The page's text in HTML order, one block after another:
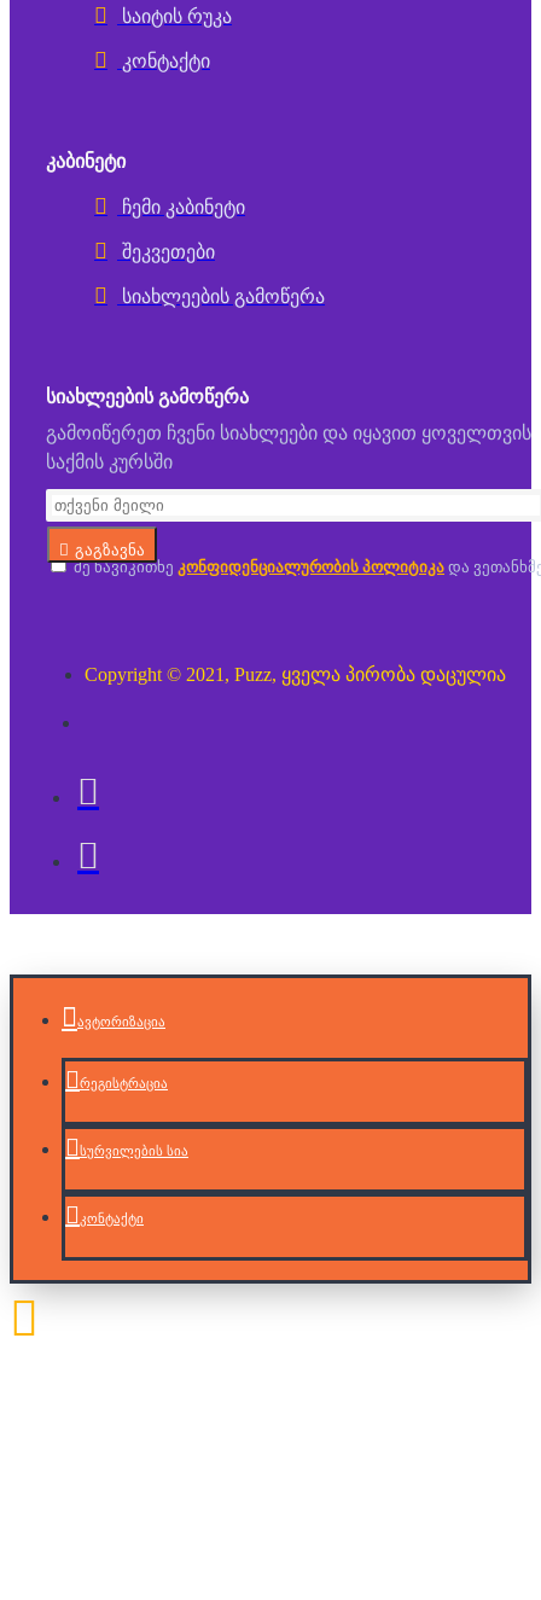
საიტის რუკა
კონტაქტი
ᲙᲐᲑᲘᲜᲔᲢᲘ
ჩემი კაბინეტი
შეკვეთები
სიახლეების გამოწერა
ᲡᲘᲐᲮᲚᲔᲔᲑᲘᲡ ᲒᲐᲛᲝᲬᲔᲠᲐ
გამოიწერეთ ჩვენი სიახლეები და იყავით ყოველთვის
საქმის კურსში
გაგზავნა
მე წავიკითხე კონფიდენციალურობის პოლიტიკა და
Copyright © 2021, Puzz, ყველა პირობა დაცულია
ავტორიზაცია
რეგისტრაცია
სურვილების სია
კონტაქტი